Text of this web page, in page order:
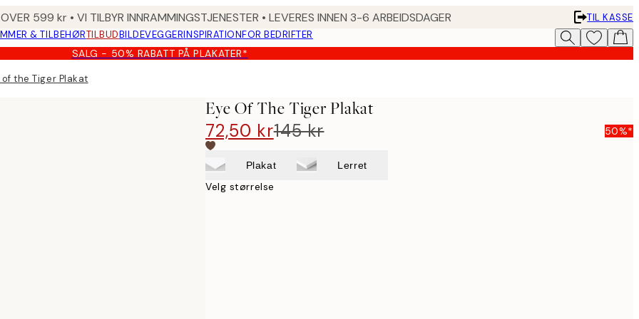
599 kr • VI TILBYR INNRAMMINGSTJENESTER • LEVERES INNEN 3-6 ARBEIDSDAGER
TIL KASSE
& TILBEHØRTILBUDBILDEVEGGERINSPIRATIONFOR BEDRIFTER
SALG - 50% RABATT PÅ PLAKATER*
of the Tiger Plakat
Eye Of The Tiger Plakat
72,50 kr145 kr 50%*
Plakat Lerret
Velg størrelse